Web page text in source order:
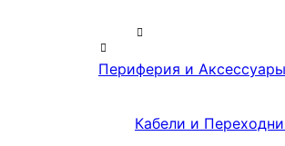
Периферия и Аксессуары
Кабели и